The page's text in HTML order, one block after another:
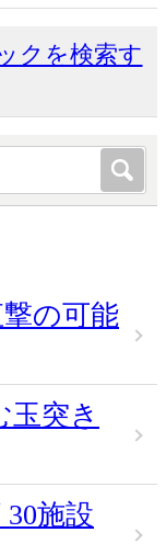
クを検索す
の可能
玉突き
施設